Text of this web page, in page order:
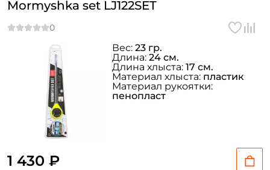
Mormyshka set LJ122SET
1 430 ₽
Вес: 23 гр.
Длина: 24 см.
Длина хлыста: 17 см.
Материал хлыста: пластик
Материал рукоятки:
пенопласт